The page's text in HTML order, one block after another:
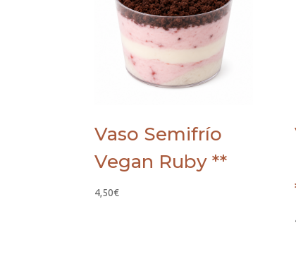
Vaso Semifrío
Vegan Ruby **
4,50€